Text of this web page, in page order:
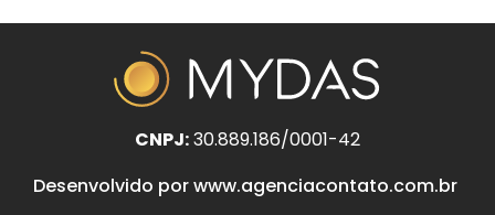
CNPJ:30.889.186/0001-42
Desenvolvido por www.agenciacontato.com.br